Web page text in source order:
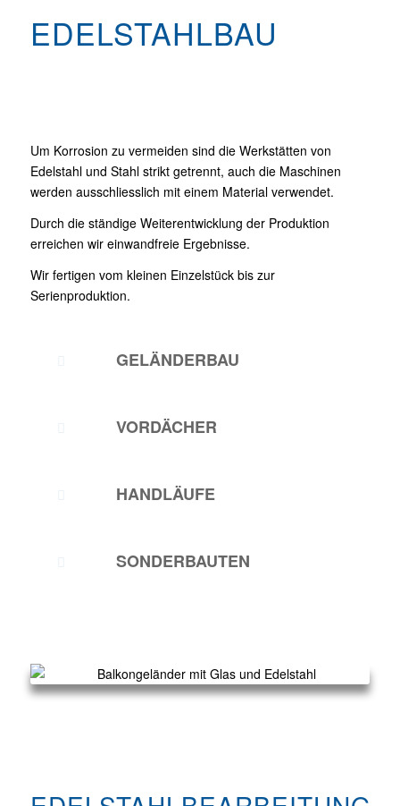
EDELSTAHLBAU
Um Korrosion zu vermeiden sind die Werkstätten von
Edelstahl und Stahl strikt getrennt, auch die Maschinen
werden ausschliesslich mit einem Material verwendet.
Durch die ständige Weiterentwicklung der Produktion
erreichen wir einwandfreie Ergebnisse.
Wir fertigen vom kleinen Einzelstück bis zur
Serienproduktion.
GELÄNDERBAU
VORDÄCHER
HANDLÄUFE
SONDERBAUTEN